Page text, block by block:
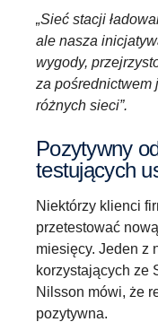
„Sieć stacji
ale nasza
wygody,
za pośrednictwem
różnych sieci”.
Pozytywny odzew klientów
testujących
Niektórzy klienci
przetestować
miesięcy. Jeden z
korzystających ze
Nilsson mówi, że
pozytywna.